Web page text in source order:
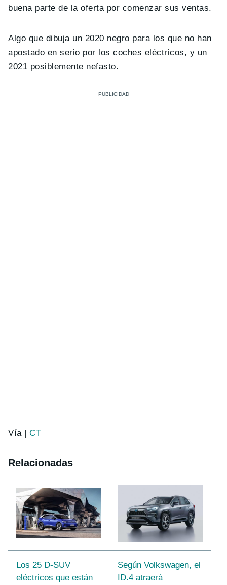
buena parte de la oferta por comenzar sus ventas.
Algo que dibuja un 2020 negro para los que no han
apostado en serio por los coches eléctricos, y un
2021 posiblemente nefasto.
Vía |CT
Relacionadas
Los 25 D-SUV
eléctricos que están
Según Volkswagen, el
ID.4 atraerá